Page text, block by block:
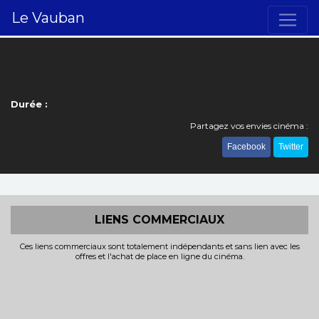
Le Vauban
Durée :
Partagez vos envies cinéma :
Facebook Twitter
LIENS COMMERCIAUX
Ces liens commerciaux sont totalement indépendants et sans lien avec les
offres et l'achat de place en ligne du cinéma.